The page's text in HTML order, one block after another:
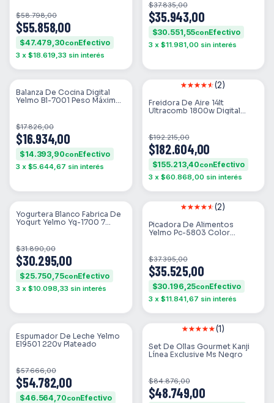
$55.858,00
$58.798,00
$47.479,30con
3 x $18.619,33 sin interés
$35.943,00
$37.835,00
$30.551,55con
3 x $11.981,00 sin interés
SIN STOCK
Balanza De Cocina Digital
Yelmo Bl-7001 Peso Máximo
$16.934,00
$17.826,00
$14.393,90con
3 x $5.644,67 sin interés
SIN STOCK (2)
Freidora De Aire 14lt
Ultracomb 1800w Digital
$182.604,00
$192.215,00
$155.213,40con
3 x $60.868,00 sin interés
SIN STOCK
Yogurtera Blanco Fabrica De
Yogurt Yelmo Yg-1700 7
$30.295,00
$31.890,00
$25.750,75con
3 x $10.098,33 sin interés
SIN STOCK (2)
Picadora De Alimentos
Yelmo Pc-5803 Color
$35.525,00
$37.395,00
$30.196,25con
3 x $11.841,67 sin interés
SIN STOCK
Espumador De Leche Yelmo
El9501 220v Plateado
$54.782,00
$57.666,00
$46.564,70con
SIN STOCK (1)
Set De Ollas Gourmet Kanji
Línea Exclusive Ms Negro
$48.749,00
$84.876,00